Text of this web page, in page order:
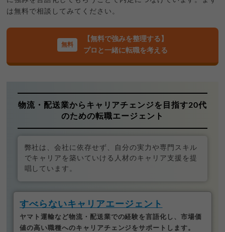
は無料で相談してみてください。
【無料で強みを整理する】
プロと一緒に転職を考える
物流・配送業からキャリアチェンジを目指す20代
のための転職エージェント
弊社は、会社に依存せず、自分の実力や専門スキル
でキャリアを築いていける人材のキャリア支援を提
唱しています。
すべらないキャリアエージェント
ヤマト運輸など物流・配送業での経験を言語化し、市場価
値の高い職種へのキャリアチェンジをサポートします。